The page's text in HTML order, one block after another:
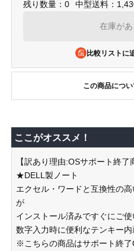
残り数量：0 中型送料：
在庫が
比較リストに
この商品につ
ここがオススメ！
【訳あり理由:OSサポート終
★DELL製ノート
エクセル・ワードと互換性の
が
インストール済みですぐにご
数字入力時に便利なテンキー
※こちらの商品はサポート終